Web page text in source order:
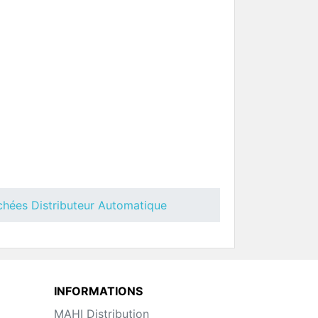
Distributeur Automatique
INFORMATIONS
MAHI Distribution